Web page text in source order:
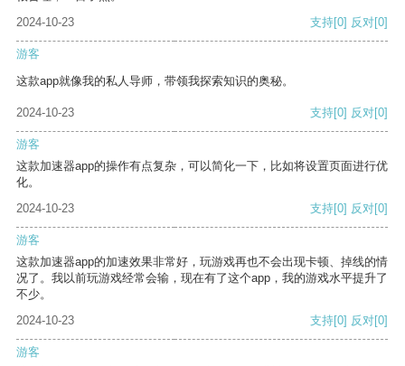
2024-10-23
支持[0] 反对[0]
游客
这款app就像我的私人导师，带领我探索知识的奥秘。
2024-10-23 支持[0] 反对[0]
游客
这款加速器app的操作有点复杂，可以简化一下，比如将设置页面进行优
化。
2024-10-23
支持[0] 反对[0]
游客
这款加速器app的加速效果非常好，玩游戏再也不会出现卡顿、掉线的情
况了。我以前玩游戏经常会输，现在有了这个app，我的游戏水平提升了
不少。
2024-10-23
支持[0] 反对[0]
游客